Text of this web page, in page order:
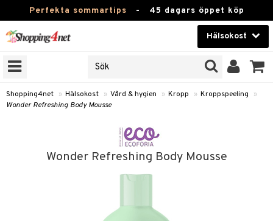
Perfekta sommartips - 45 dagars öppet köp
Hälsokost
Skönhet
Kontaktlinser
Leksaker, Barn & Baby
Shopping4net » Hälsokost » Vård & hygien » Kropp » Kroppspeeling
»
Wonder Refreshing Body Mousse
Wonder Refreshing Body Mousse